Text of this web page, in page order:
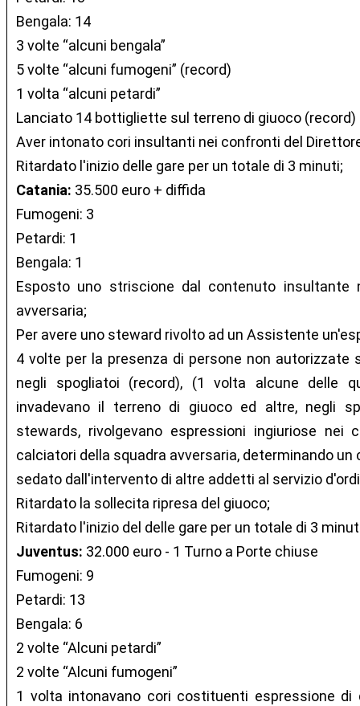
Bengala: 14
3 volte “alcuni bengala”
5 volte “alcuni fumogeni” (record)
1 volta “alcuni petardi”
Lanciato 14 bottigliette sul terreno di giuoco (record)
Aver intonato cori insultanti nei confronti del
Ritardato l'inizio delle gare per un totale di 3 minuti;
Catania: 35.500 euro + diffida
Fumogeni: 3
Petardi: 1
Bengala: 1
Esposto uno striscione dal contenuto insultante
avversaria;
Per avere uno steward rivolto ad un Assistente
4 volte per la presenza di persone non autorizzate
negli spogliatoi (record), (1 volta alcune delle
invadevano il terreno di giuoco ed altre, negli
stewards, rivolgevano espressioni ingiuriose nei
calciatori della squadra avversaria, determinando
sedato dall'intervento di altre addetti al servizio
Ritardato la sollecita ripresa del giuoco;
Ritardato l'inizio del delle gare per un totale di 3
Juventus: 32.000 euro - 1 Turno a Porte chiuse
Fumogeni: 9
Petardi: 13
Bengala: 6
2 volte “Alcuni petardi”
2 volte “Alcuni fumogeni”
1 volta intonavano cori costituenti espressione di